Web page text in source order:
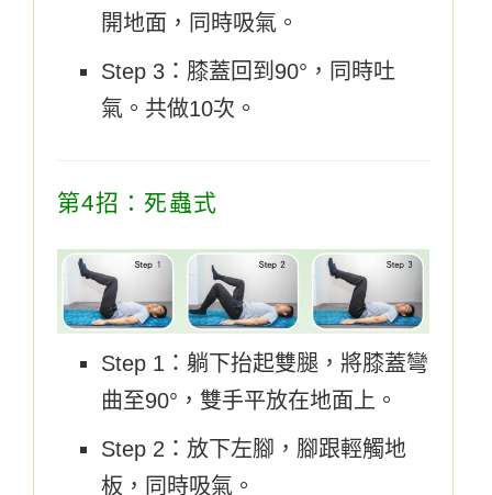
開地面，同時吸氣。
Step 3：膝蓋回到90°，同時吐
氣。共做10次。
第4招：死蟲式
Step 1：躺下抬起雙腿，將膝蓋彎
曲至90°，雙手平放在地面上。
Step 2：放下左腳，腳跟輕觸地
板，同時吸氣。